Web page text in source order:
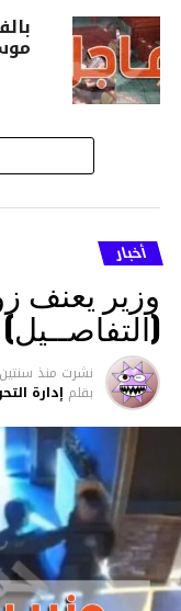
أخبار
وزير يعنف
(التفاصــيل)
نشرت منذ سنتين
بقلم إدارة